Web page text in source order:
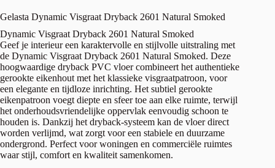
Gelasta Dynamic Visgraat Dryback 2601 Natural Smoked
Dynamic Visgraat Dryback 2601 Natural Smoked
Geef je interieur een karaktervolle en stijlvolle uitstraling met
de Dynamic Visgraat Dryback 2601 Natural Smoked. Deze
hoogwaardige dryback PVC vloer combineert het authentieke
gerookte eikenhout met het klassieke visgraatpatroon, voor
een elegante en tijdloze inrichting. Het subtiel gerookte
eikenpatroon voegt diepte en sfeer toe aan elke ruimte, terwijl
het onderhoudsvriendelijke oppervlak eenvoudig schoon te
houden is. Dankzij het dryback-systeem kan de vloer direct
worden verlijmd, wat zorgt voor een stabiele en duurzame
ondergrond. Perfect voor woningen en commerciële ruimtes
waar stijl, comfort en kwaliteit samenkomen.